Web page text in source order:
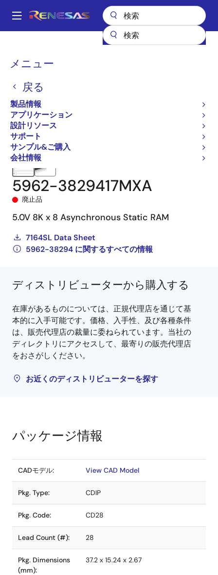
ン
Main
メニュー
戻る
製品情報
アプリケーション
設計リソース
サポート
サンプル&ご購入
会社情報
パ
く
ず
SRAM
非同期SRAM
5962-3829417MXA
廃止品
5.0V 8K x 8 Asynchronous Static RAM
7164SL Data Sheet
5962-38294 に関するすべての情報
ディストリビューターから購入する
在庫があるものについては、正規代理店を通じて基
本的に入手可能です。価格、入手性、及び各種条件
は、販売代理店の裁量に委ねられています。当社の
ディレクトリにアクセスして、最寄りの販売代理店
をおさがしください。
お近くのディストリビューターを探す
パッケージ情報
CADモデル: View CAD Model
Pkg. Type: CDIP
Pkg. Code: CD28
Lead Count (#): 28
Pkg. Dimensions
(mm):
37.2 x 15.24 x 2.67